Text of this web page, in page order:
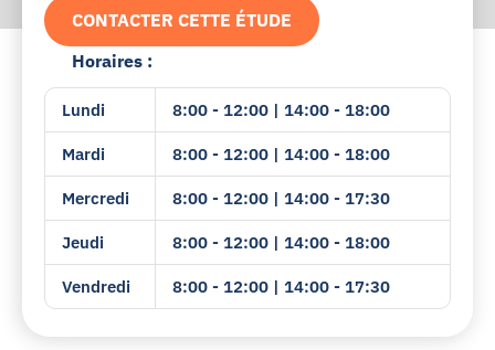
CONTACTER CETTE ÉTUDE
Horaires :
Lundi 8:00 - 12:00 | 14:00 - 18:00
Mardi 8:00 - 12:00 | 14:00 - 18:00
Mercredi 8:00 - 12:00 | 14:00 - 17:30
Jeudi 8:00 - 12:00 | 14:00 - 18:00
Vendredi 8:00 - 12:00 | 14:00 - 17:30